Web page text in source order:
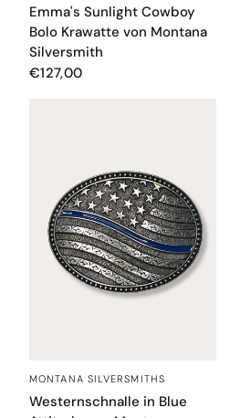
Emma's Sunlight Cowboy
Bolo Krawatte von Montana
Silversmith
€127,00
SCHNELLANSICHT
MONTANA SILVERSMITHS
Westernschnalle in Blue